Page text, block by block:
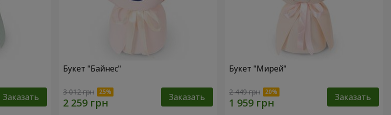
Заказать
Букет "Байнес"
3 012 грн Заказать
Букет "Мирей"
2 449 грн Заказать